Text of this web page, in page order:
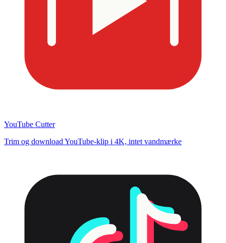
YouTube Cutter
Trim og download YouTube-klip i 4K, intet vandmærke